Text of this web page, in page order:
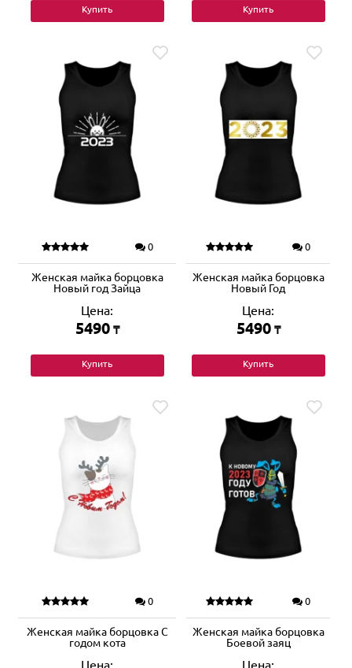
Купить Купить
0
Женская майка борцовка
Новый год Зайца
Цена:
5490 ₸
Купить
0
Женская майка борцовка
Новый Год
Цена:
5490 ₸
Купить
0
Женская майка борцовка С
годом кота
Цена:
0
Женская майка борцовка
Боевой заяц
Цена: